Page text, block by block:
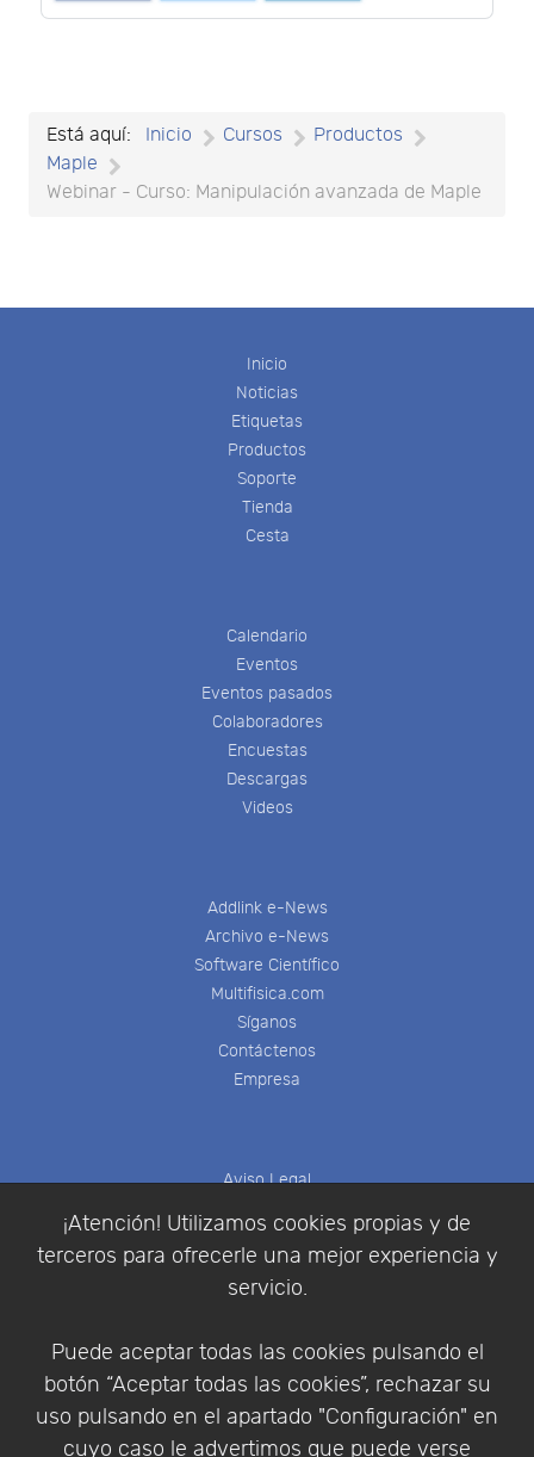
¡Atención! Utilizamos cookies propias y de
terceros para ofrecerle una mejor experiencia y
servicio.
Puede aceptar todas las cookies pulsando el
botón “Aceptar todas las cookies”, rechazar su
uso pulsando en el apartado "Configuración" en
cuyo caso le advertimos que puede verse
Está aquí: Inicio Cursos
Productos
Maple
Webinar - Curso: Manipulación avanzada de Maple
Inicio
Noticias
Etiquetas
Productos
Soporte
Tienda
Cesta
Calendario
Eventos
Eventos pasados
Colaboradores
Encuestas
Descargas
Videos
Addlink e-News
Archivo e-News
Software Científico
Multifisica.com
Síganos
Contáctenos
Empresa
Aviso Legal
Política de Privacidad
Condiciones de compra
Identificarse